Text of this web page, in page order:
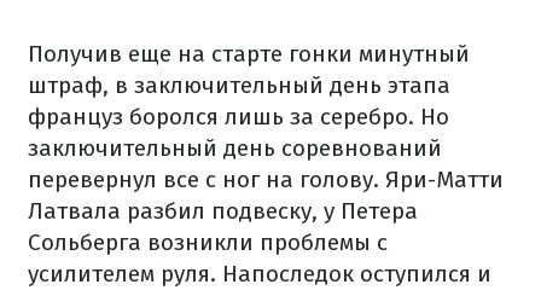
Получив еще на старте гонки минутный
штраф, в заключительный день этапа
француз боролся лишь за серебро. Но
заключительный день соревнований
перевернул все с ног на голову. Яри-Матти
Латвала разбил подвеску, у Петера
Сольберга возникли проблемы с
усилителем руля. Напоследок оступился и